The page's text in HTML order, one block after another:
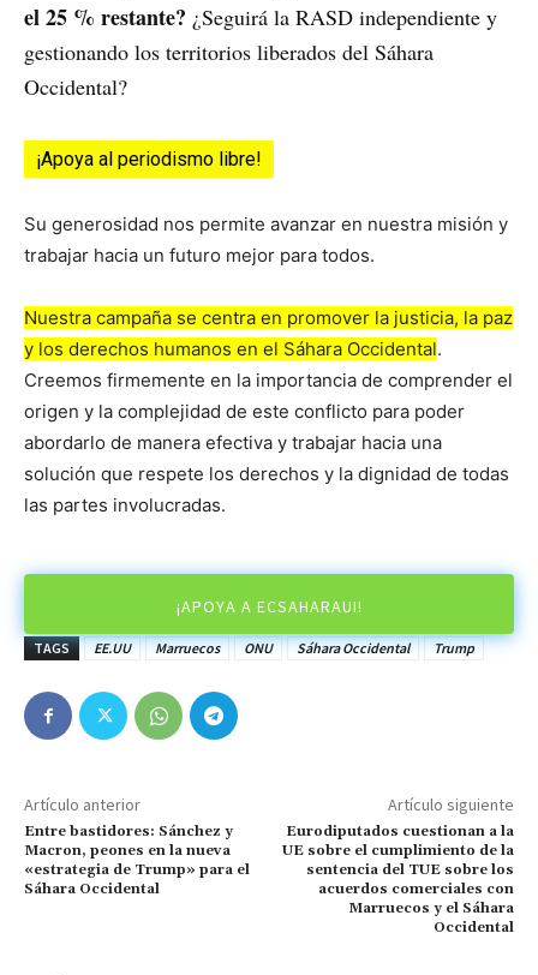
el 25 % restante? ¿Seguirá la RASD independiente y
gestionando los territorios liberados del Sáhara
Occidental?
¡Apoya al periodismo libre!
Su generosidad nos permite avanzar en nuestra misión y
trabajar hacia un futuro mejor para todos.
Nuestra campaña se centra en promover la justicia, la paz
y los derechos humanos en el Sáhara Occidental.
Creemos firmemente en la importancia de comprender el
origen y la complejidad de este conflicto para poder
abordarlo de manera efectiva y trabajar hacia una
solución que respete los derechos y la dignidad de todas
las partes involucradas.
¡APOYA A ECSAHARAUI!
TAGS EE.UU Marruecos ONU Sáhara Occidental Trump
Artículo anterior
Entre bastidores: Sánchez y
Macron, peones en la nueva
«estrategia de Trump» para el
Sáhara Occidental
Artículo siguiente
Eurodiputados cuestionan a la
UE sobre el cumplimiento de la
sentencia del TUE sobre los
acuerdos comerciales con
Marruecos y el Sáhara
Occidental